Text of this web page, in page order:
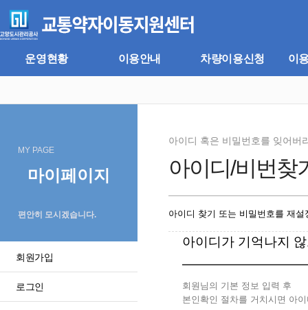
뉴
바
기
바
로
운영현황 이용안내 차량이용신청 이
마이페이지
MY PAGE
편안히 모시겠습니다.
회원가입
로그인
아이디/비번찾
아이디 혹은 비밀번호를 잊어버
아이디 찾기 또는 비밀번호를 재
아이디가 기억나지
회원님의 기본 정보 입력 후
본인확인 절차를 거치시면 아